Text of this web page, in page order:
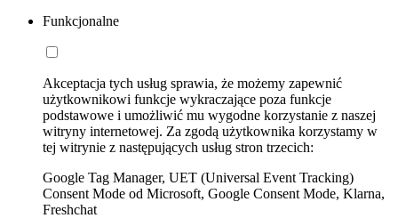
Funkcjonalne
Akceptacja tych usług sprawia, że możemy zapewnić
użytkownikowi funkcje wykraczające poza funkcje
podstawowe i umożliwić mu wygodne korzystanie z naszej
witryny internetowej. Za zgodą użytkownika korzystamy w
tej witrynie z następujących usług stron trzecich:
Google Tag Manager, UET (Universal Event Tracking)
Consent Mode od Microsoft, Google Consent Mode, Klarna,
Freshchat